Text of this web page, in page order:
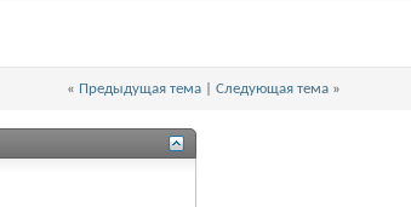
« Предыдущая тема Следующая тема »